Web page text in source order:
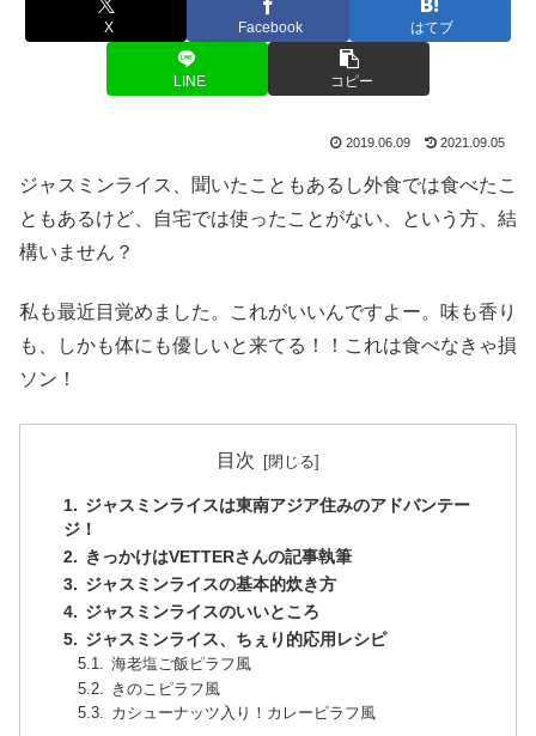
X Facebook はてブ
LINE コピー
2019.06.09 2021.09.05
ジャスミンライス、聞いたこともあるし外食では食べたこ
ともあるけど、自宅では使ったことがない、という方、結
構いません？
私も最近目覚めました。これがいいんですよー。味も香り
も、しかも体にも優しいと来てる！！これは食べなきゃ損
ソン！
目次
ジャスミンライスは東南アジア住みのアドバンテー
ジ！
きっかけはVETTERさんの記事執筆
ジャスミンライスの基本的炊き方
ジャスミンライスのいいところ
ジャスミンライス、ちぇり的応用レシピ
海老塩ご飯ピラフ風
きのこピラフ風
カシューナッツ入り！カレーピラフ風